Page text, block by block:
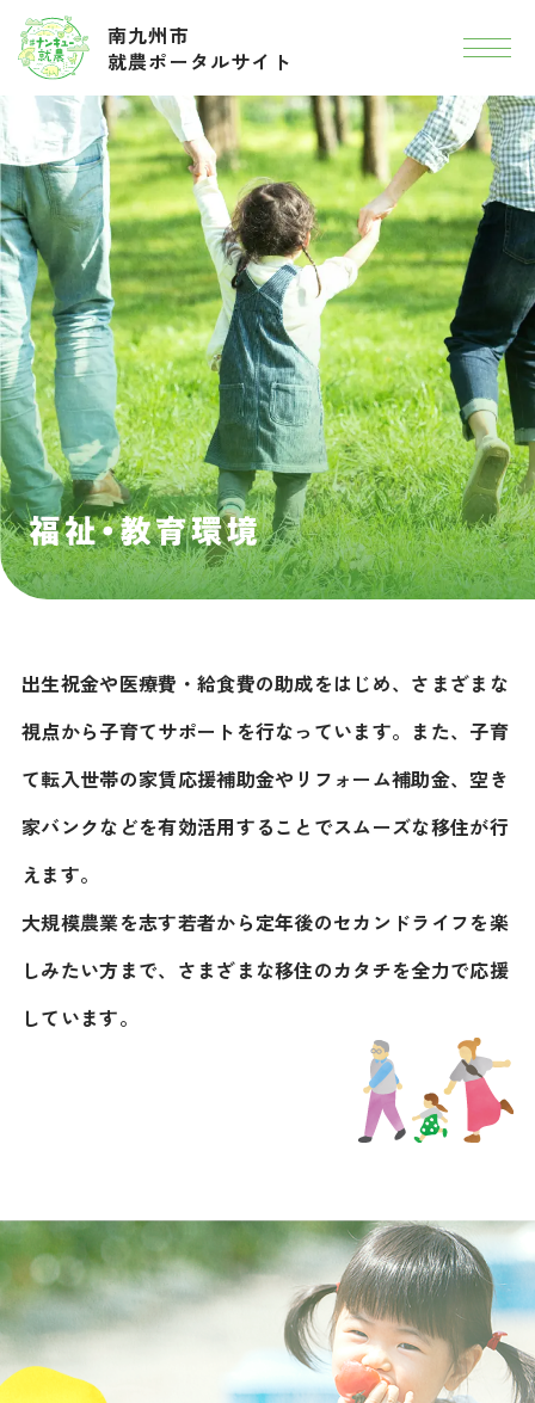
南九州市
就農ポータルサイト
出生祝金や医療費・給食費の助成をはじめ、さまざまな
視点から子育てサポートを行なっています。また、子育
て転入世帯の家賃応援補助金やリフォーム補助金、空き
家バンクなどを有効活用することでスムーズな移住が行
えます。
大規模農業を志す若者から定年後のセカンドライフを楽
しみたい方まで、さまざまな移住のカタチを全力で応援
しています。